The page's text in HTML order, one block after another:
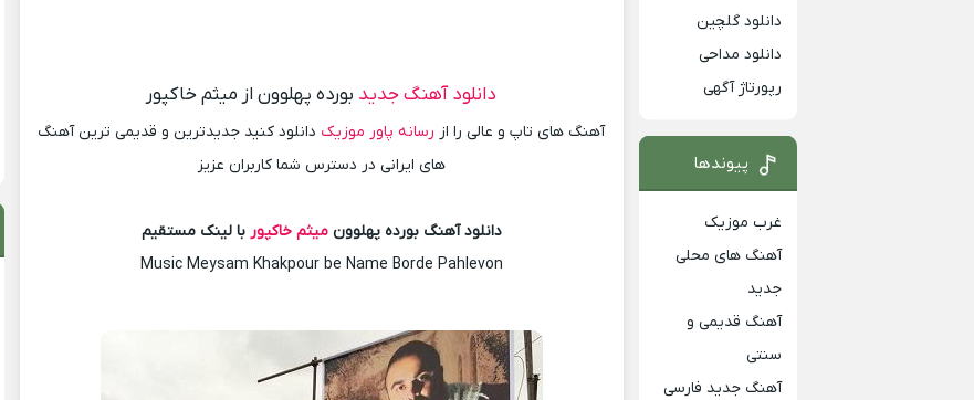
دانلود آهنگ جدید بورده پهلوون از میثم خاکپور
آهنگ های تاپ و عالی را از رسانه پاور موزیک دانلود کنید جدیدترین و قدیمی ترین آهنگ
های ایرانی در دسترس شما کاربران عزیز
دانلود آهنگ بورده پهلوونمیثم خاکپور با لینک مستقیم
Music Meysam Khakpour be Name Borde Pahlevon
دانلود گلچین
دانلود مداحی
رپورتاژ آگهی
پیوندها
غرب موزیک
آهنگ های محلی
جدید
آهنگ قدیمی و
سنتی
آهنگ جدید فارسی